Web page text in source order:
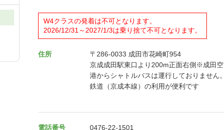
W4クラスの発着は不可となります。
2026/12/31～2027/1/3は乗り捨て不可となります。
住所
〒286-0033 成田市花崎町954
京成成田駅東口より200m正面右側※成田空
港からシャトルバスは運行しておりません。
鉄道（京成本線）の利用が便利です
電話番号 0476-22-1501